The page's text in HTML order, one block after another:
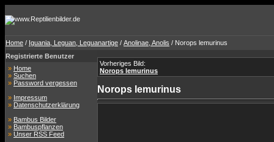
Home / Iguania, Leguan, Leguanartige / Anolinae, Anolis / Norops lemurinus
Registrierte Benutzer
» Home
» Suchen
» Password vergessen
» Impressum
» Datenschutzerklärung
» Bambus Bilder
» Bambuspflanzen
» Unser RSS Feed
Vorheriges Bild:
Norops lemurinus
Norops lemurinus